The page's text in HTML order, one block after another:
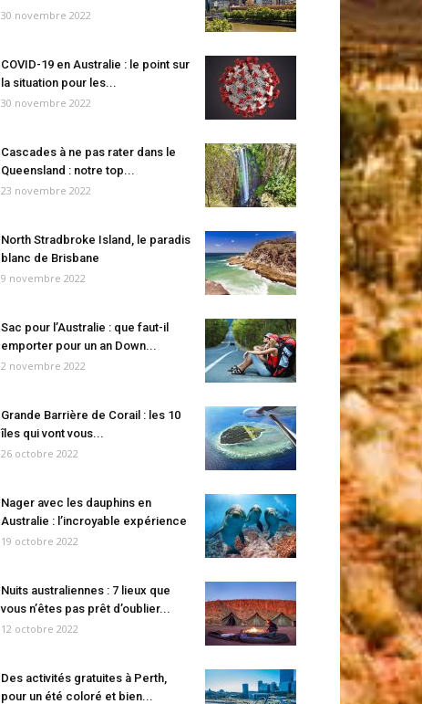
30 novembre 2022
COVID-19 en Australie : le point sur
la situation pour les...
30 novembre 2022
Cascades à ne pas rater dans le
Queensland : notre top...
23 novembre 2022
North Stradbroke Island, le paradis
blanc de Brisbane
9 novembre 2022
Sac pour l’Australie : que faut-il
emporter pour un an Down...
2 novembre 2022
Grande Barrière de Corail : les 10
îles qui vont vous...
26 octobre 2022
Nager avec les dauphins en
Australie : l’incroyable expérience
19 octobre 2022
Nuits australiennes : 7 lieux que
vous n’êtes pas prêt d’oublier...
12 octobre 2022
Des activités gratuites à Perth,
pour un été coloré et bien...